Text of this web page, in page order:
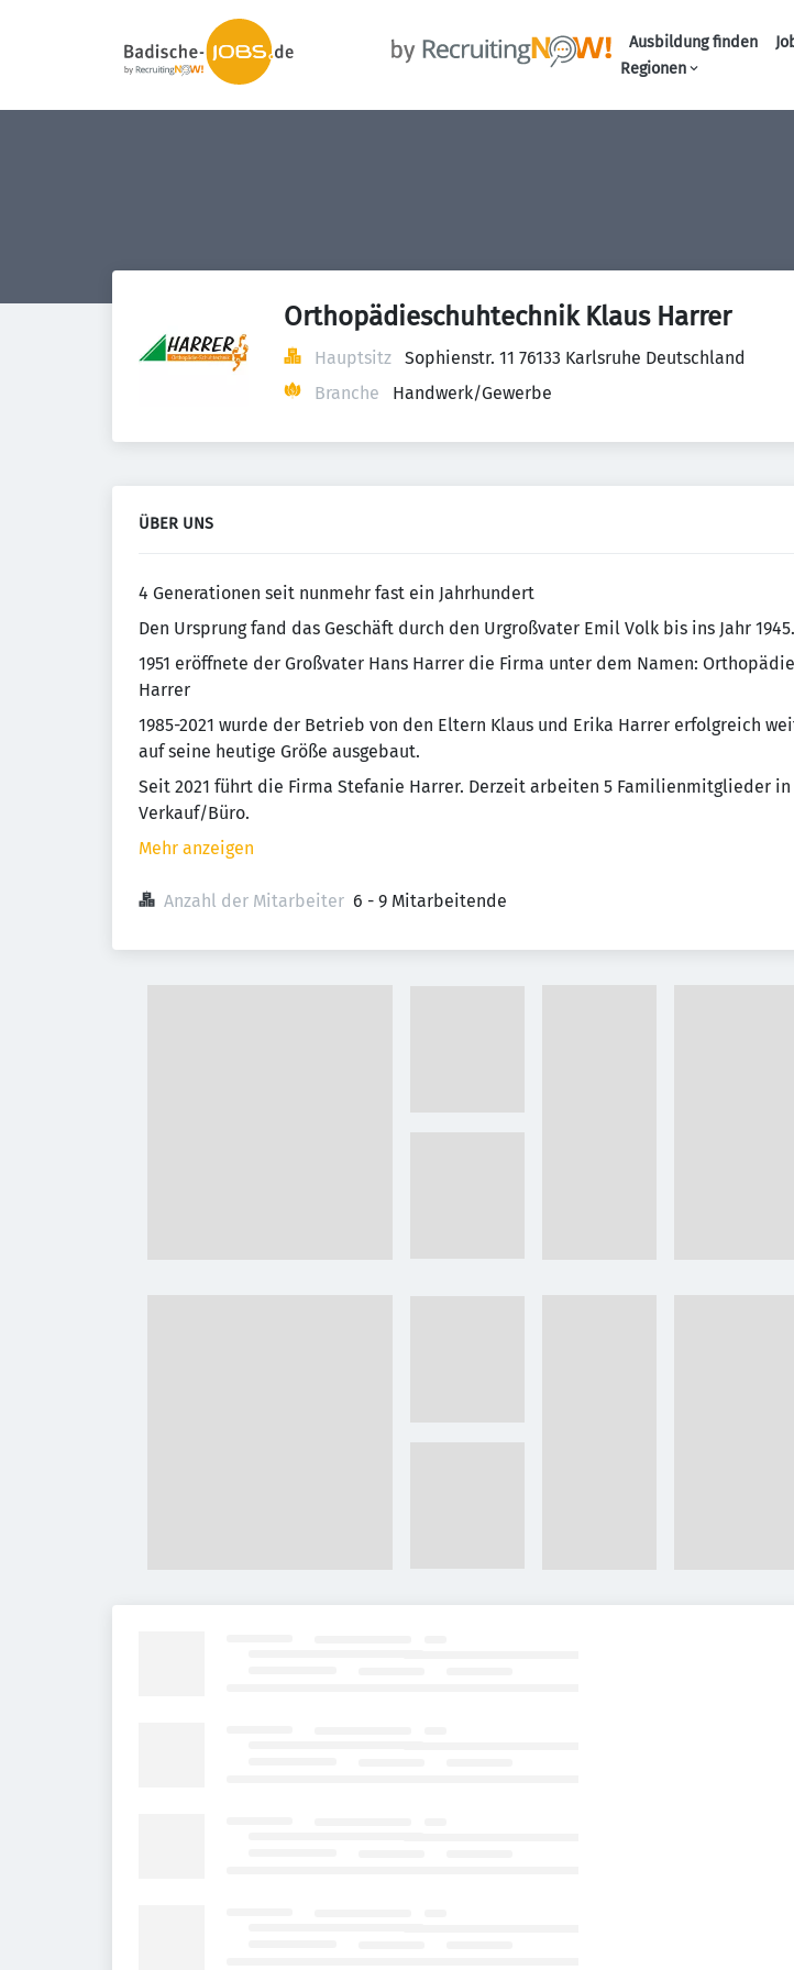
Ausbildung finden
Regionen
Orthopädieschuhtechnik Klaus Harrer
Hauptsitz
Sophienstr. 11 76133 Karlsruhe Deutschland
Branche
Handwerk/Gewerbe
ÜBER UNS
4 Generationen seit nunmehr fast ein Jahrhundert
Den Ursprung fand das Geschäft durch den Urgroßvater Emil Volk bis ins Jahr 1945.
1951 eröffnete der Großvater Hans Harrer die Firma unter dem Namen:
Harrer
1985-2021 wurde der Betrieb von den Eltern Klaus und Erika Harrer erfolgreich
auf seine heutige Größe ausgebaut.
Seit 2021 führt die Firma Stefanie Harrer. Derzeit arbeiten 5 Familienmitglieder
Verkauf/Büro.
Mehr anzeigen
Anzahl der Mitarbeiter 6 - 9 Mitarbeitende